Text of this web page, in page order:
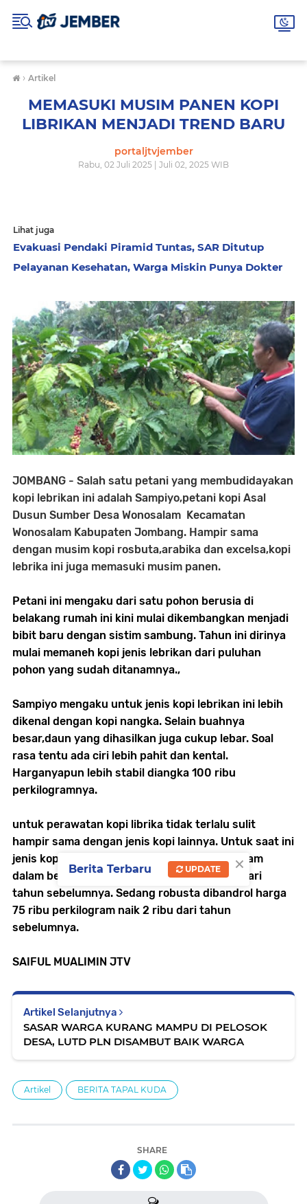
› Artikel
MEMASUKI MUSIM PANEN KOPI
LIBRIKAN MENJADI TREND BARU
portaljtvjember
Rabu, 02 Juli 2025 | Juli 02, 2025 WIB
Lihat juga
Evakuasi Pendaki Piramid Tuntas, SAR Ditutup
Pelayanan Kesehatan, Warga Miskin Punya Dokter
JOMBANG - Salah satu petani yang membudidayakan
kopi lebrikan ini adalah Sampiyo,petani kopi Asal
Dusun Sumber Desa Wonosalam Kecamatan
Wonosalam Kabupaten Jombang. Hampir sama
dengan musim kopi rosbuta,arabika dan excelsa,kopi
lebrika ini juga memasuki musim panen.
Petani ini mengaku dari satu pohon berusia di
belakang rumah ini kini mulai dikembangkan menjadi
bibit baru dengan sistim sambung. Tahun ini dirinya
mulai memaneh kopi jenis lebrikan dari puluhan
pohon yang sudah ditanamnya.,
Sampiyo mengaku untuk jenis kopi lebrikan ini lebih
dikenal dengan kopi nangka. Selain buahnya
besar,daun yang dihasilkan juga cukup lebar. Soal
rasa tentu ada ciri lebih pahit dan kental.
Harganyapun lebih stabil diangka 100 ribu
perkilogramnya.
untuk perawatan kopi librika tidak terlalu sulit
hampir sama dengan jenis kopi lainnya. Untuk saat ini
jenis kopi excelsa laku jual 80 ribu perkilogram
dalam bentuk kering. Harga ini naik 35 ribu dari
tahun sebelumnya. Sedang robusta dibandrol harga
75 ribu perkilogram naik 2 ribu dari tahun
sebelumnya.
SAIFUL MUALIMIN JTV
Artikel Selanjutnya
SASAR WARGA KURANG MAMPU DI PELOSOK
DESA, LUTD PLN DISAMBUT BAIK WARGA
Artikel BERITA TAPAL KUDA
SHARE
×
Berita Terbaru UPDATE